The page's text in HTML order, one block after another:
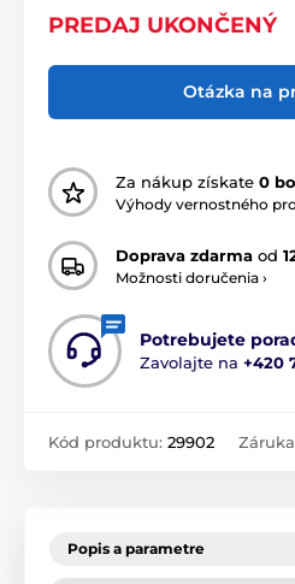
PREDAJ UKONČENÝ
Otázka na
Za nákup získate 0
Výhody vernostného
Doprava zdarma od
Možnosti doručenia ›
Potrebujete
Zavolajte na +420
Kód produktu: 29902
Popis a parametre